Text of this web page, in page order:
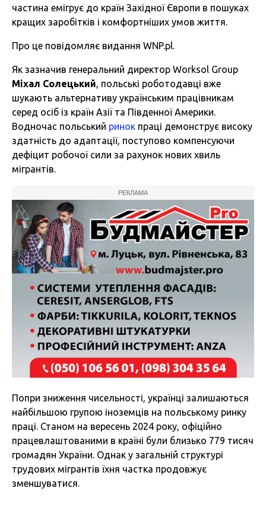
частина емігрує до країн Західної Європи в пошуках
кращих заробітків і комфортніших умов життя.
Про це повідомляє видання WNP.pl.
Як зазначив генеральний директор Worksol Group
Міхал Солецький, польські роботодавці вже
шукають альтернативу українським працівникам
серед осіб із країн Азії та Південної Америки.
Водночас польський ринок праці демонструє високу
здатність до адаптації, поступово компенсуючи
дефіцит робочої сили за рахунок нових хвиль
мігрантів.
РЕКЛАМА
Попри зниження чисельності, українці залишаються
найбільшою групою іноземців на польському ринку
праці. Станом на вересень 2024 року, офіційно
працевлаштованими в країні були близько 779 тисяч
громадян України. Однак у загальній структурі
трудових мігрантів їхня частка продовжує
зменшуватися.